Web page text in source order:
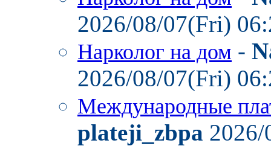
2026/08/07(Fri)
Нарколог на дом -
2026/08/07(Fri)
Международные
plateji_zbpa